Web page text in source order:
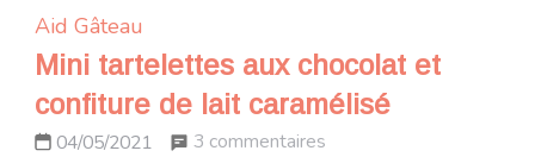
Aid Gâteau
Mini tartelettes aux chocolat et
confiture de lait caramélisé
04/05/2021 3 commentaires